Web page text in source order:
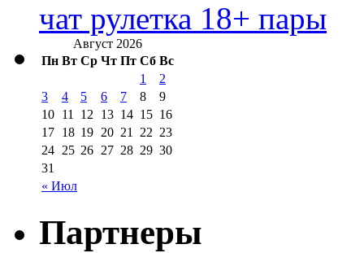
чат рулетка 18+ пары
Август 2026
Пн Вт Ср Чт Пт Сб Вс
« Июл
1
2
3
4 5 6 7 8
9
10 11 12 13 14 15 16
17 18 19 20 21 22 23
24 25 26 27 28 29 30
31
Партнеры